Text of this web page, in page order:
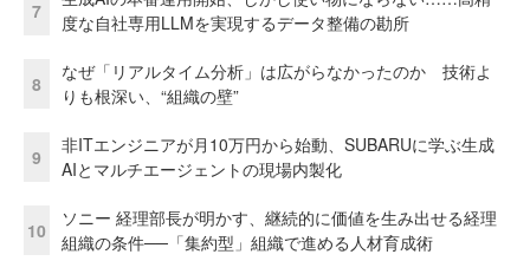
7
度な自社専用LLMを実現するデータ整備の勘所
8
なぜ「リアルタイム分析」は広がらなかったのか 技術よ
りも根深い、“組織の壁”
9
非ITエンジニアが月10万円から始動、SUBARUに学ぶ生成
AIとマルチエージェントの現場内製化
10
ソニー 経理部長が明かす、継続的に価値を生み出せる経理
組織の条件──「集約型」組織で進める人材育成術